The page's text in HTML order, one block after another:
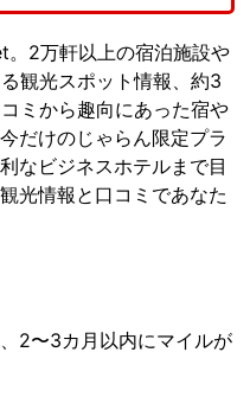
。2万軒以上の宿泊施設や
観光スポット情報、約3
ミから趣向にあった宿や
だけのじゃらん限定プラ
なビジネスホテルまで目
光情報と口コミであなた
2〜3カ月以内にマイルが